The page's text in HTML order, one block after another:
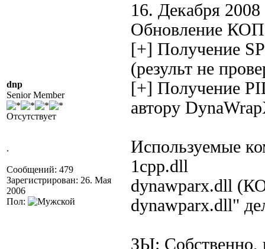
dnp
Senior Member
Отсутствует
.
Сообщений: 479
Зарегистрирован: 26. Мая
2006
Пол:
16. Декабря
Обновление
[+] Получение
(результ не
[+] Получение
автору
Используемые
1cpp.dll
dynawparx.dll
dynawparx.dll"
ЗЫ: Собственно,